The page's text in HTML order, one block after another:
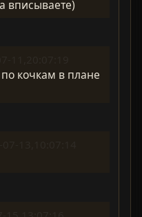
вписываете)
кочкам в плане